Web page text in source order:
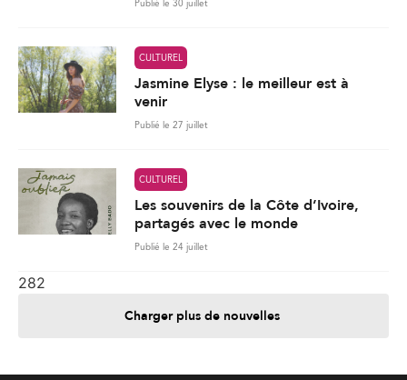
Publié le 30 juillet
CULTUREL
Jasmine Elyse : le meilleur est à
venir
Publié le 27 juillet
CULTUREL
Les souvenirs de la Côte d’Ivoire,
partagés avec le monde
Publié le 24 juillet
282
Charger plus de nouvelles